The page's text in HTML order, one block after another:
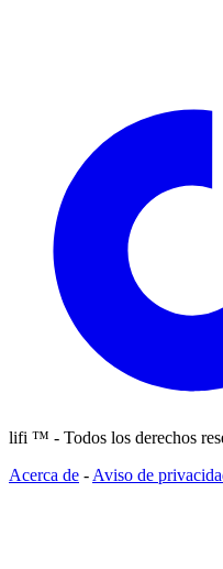
lifi ™ - Todos los derechos
Acerca de - Aviso de